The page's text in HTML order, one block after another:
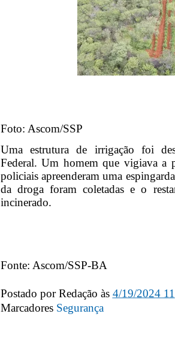
Foto: Ascom/SSP
Uma estrutura de irrigação foi
Federal. Um homem que vigiava a
policiais apreenderam uma
da droga foram coletadas e o
incinerado.
Fonte: Ascom/SSP-BA
Postado porRedação às 4/19/2024
Marcadores Segurança